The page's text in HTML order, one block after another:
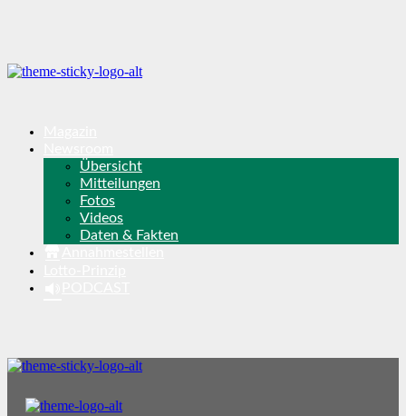
Übersicht
Mitteilungen
Fotos
Videos
Daten & Fakten